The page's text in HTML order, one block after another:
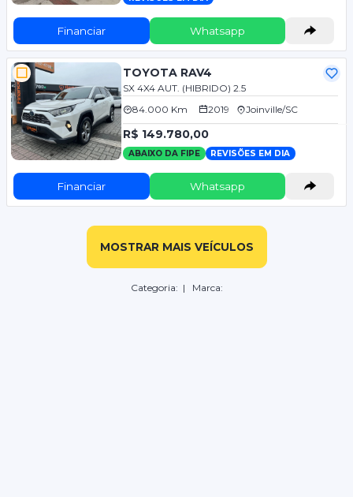
Financiar Whatsapp
TOYOTA RAV4
SX 4X4 AUT. (HIBRIDO) 2.5
84.000 Km
2019 Joinville/SC
R$ 149.780,00
ABAIXO DA FIPE REVISÕES EM DIA
Financiar Whatsapp
MOSTRAR MAIS VEÍCULOS
Categoria: | Marca: